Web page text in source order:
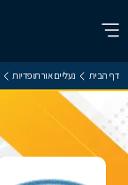
דף הבית נעליים אורתופדיות